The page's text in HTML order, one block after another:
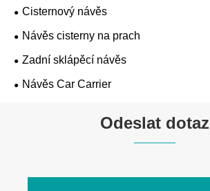
Cisternový návěs
Návěs cisterny na prach
Zadní sklápěcí návěs
Návěs Car Carrier
Odeslat dotaz